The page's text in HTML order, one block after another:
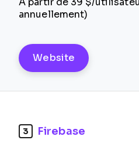
À partir de 39 $/
annuellement)
Website
3 Firebase